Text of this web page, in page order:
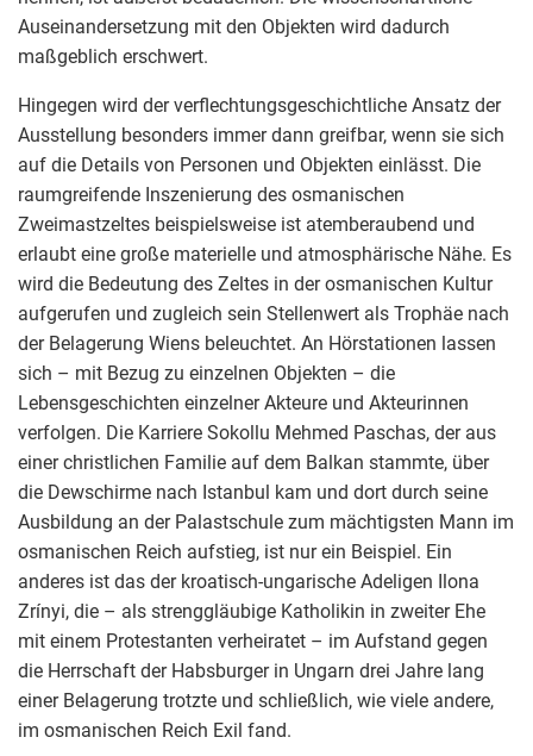
Auseinandersetzung mit den Objekten wird dadurch
maßgeblich erschwert.
Hingegen wird der verflechtungsgeschichtliche Ansatz der
Ausstellung besonders immer dann greifbar, wenn sie sich
auf die Details von Personen und Objekten einlässt. Die
raumgreifende Inszenierung des osmanischen
Zweimastzeltes beispielsweise ist atemberaubend und
erlaubt eine große materielle und atmosphärische Nähe. Es
wird die Bedeutung des Zeltes in der osmanischen Kultur
aufgerufen und zugleich sein Stellenwert als Trophäe nach
der Belagerung Wiens beleuchtet. An Hörstationen lassen
sich – mit Bezug zu einzelnen Objekten – die
Lebensgeschichten einzelner Akteure und Akteurinnen
verfolgen. Die Karriere Sokollu Mehmed Paschas, der aus
einer christlichen Familie auf dem Balkan stammte, über
die Dewschirme nach Istanbul kam und dort durch seine
Ausbildung an der Palastschule zum mächtigsten Mann im
osmanischen Reich aufstieg, ist nur ein Beispiel. Ein
anderes ist das der kroatisch-ungarische Adeligen Ilona
Zrínyi, die – als strenggläubige Katholikin in zweiter Ehe
mit einem Protestanten verheiratet – im Aufstand gegen
die Herrschaft der Habsburger in Ungarn drei Jahre lang
einer Belagerung trotzte und schließlich, wie viele andere,
im osmanischen Reich Exil fand.